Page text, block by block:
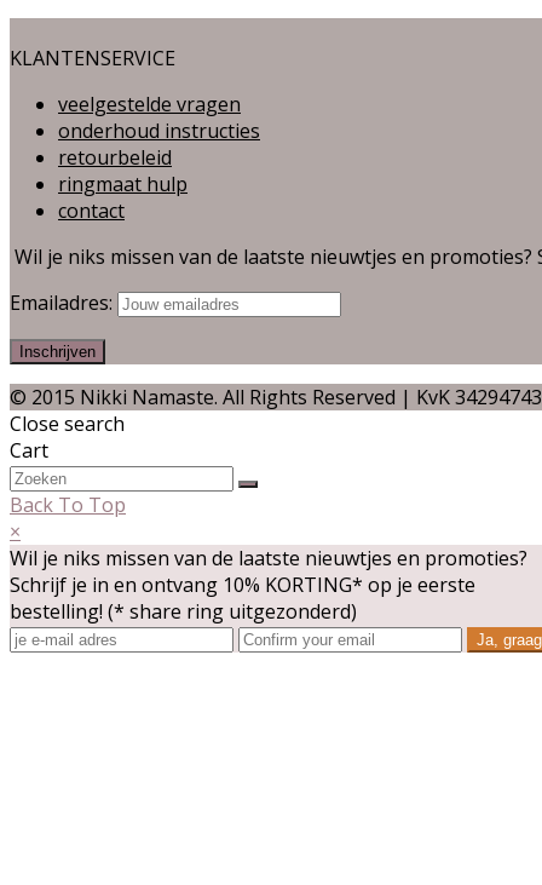
KLANTENSERVICE
veelgestelde vragen
onderhoud instructies
retourbeleid
ringmaat hulp
contact
Wil je niks missen van de laatste nieuwtjes en
Emailadres:
© 2015 Nikki Namaste. All Rights Reserved | KvK 34294743
Close search
Cart
Back To Top
×
Wil je niks missen van de laatste nieuwtjes en promoties?
Schrijf je in en ontvang 10% KORTING* op je eerste
bestelling! (* share ring uitgezonderd)